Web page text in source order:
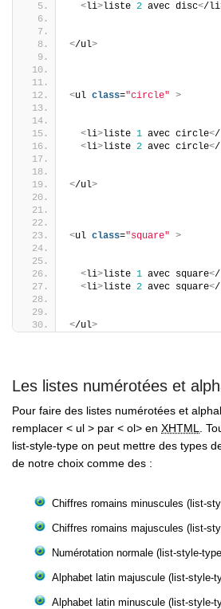
<li>liste 2 avec disc</li
</ul>
<ul class="circle" >
<li>liste 1 avec circle<
<li>liste 2 avec circle<
</ul>
<ul class="square" >
<li>liste 1 avec square<
<li>liste 2 avec square<
</ul>
Les listes numérotées et
Pour faire des listes numérotées et
remplacer < ul > par < ol> en XHTML
.
list-style-type on peut mettre des types
de notre choix comme des :
Chiffres romains minuscules (list-
Chiffres romains majuscules (list-
Numérotation normale (list-style-
Alphabet latin majuscule (list-style-
Alphabet latin minuscule (list-style-